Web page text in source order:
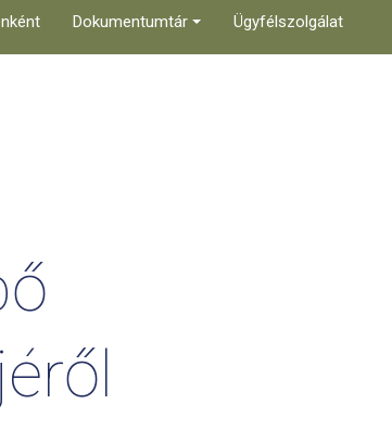
Dokumentumtár Ügyfélszolgálat